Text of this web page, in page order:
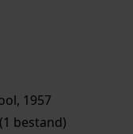
1957
bestand)